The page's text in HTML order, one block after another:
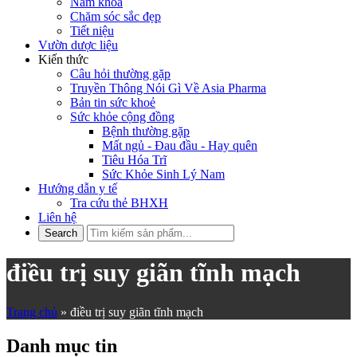
Chăm sóc sắc đẹp
Tiết niệu
Vườn dược liệu
Kiến thức
Câu hỏi thường gặp
Truyền Thông Nói Gì Về Asia Pharma
Bản tin sức khoẻ
Sức khỏe cộng đồng
Bệnh thường gặp
Mất ngủ - Đau đầu - Hay quên
Tiêu Hóa Trĩ
Sức Khỏe Sinh Lý Nam
Hướng dẫn y tế
Tra cứu thẻ BHXH
Liên hệ
điều trị suy giãn tĩnh mạch
Trang chủ » điều trị suy giãn tĩnh mạch
Danh mục tin